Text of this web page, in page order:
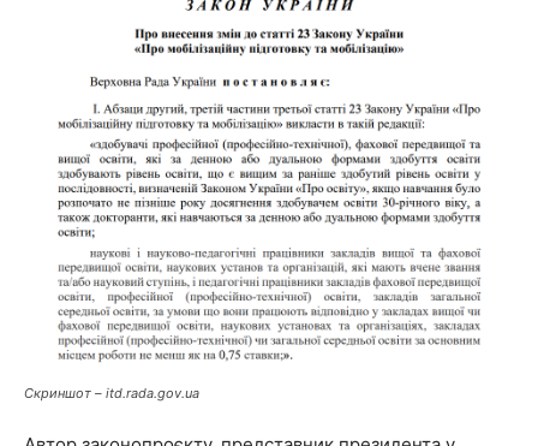
Скриншот – itd.rada.gov.ua